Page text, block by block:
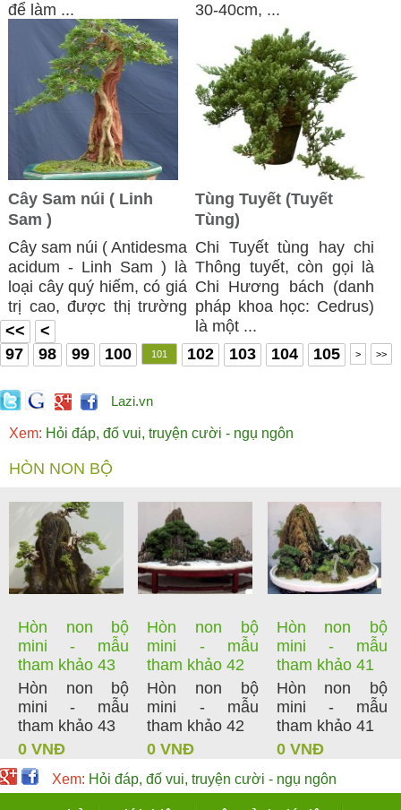
để làm ...
30-40cm, ...
Cây Sam núi ( Linh
Sam )
Cây sam núi ( Antidesma
acidum - Linh Sam ) là
loại cây quý hiếm, có giá
trị cao, được thị trường
...
Tùng Tuyết (Tuyết
Tùng)
Chi Tuyết tùng hay chi
Thông tuyết, còn gọi là
Chi Hương bách (danh
pháp khoa học: Cedrus)
là một ...
<<
<
97
98 99 100 101 102 103 104 105 > >>
Lazi.vn
Xem: Hỏi đáp, đố vui, truyện cười - ngụ ngôn
HÒN NON BỘ
Hòn non bộ
mini - mẫu
tham khảo 43
Hòn non bộ
mini - mẫu
tham khảo 43
0 VNĐ
Hòn non bộ
mini - mẫu
tham khảo 42
Hòn non bộ
mini - mẫu
tham khảo 42
0 VNĐ
Hòn non bộ
mini - mẫu
tham khảo 41
Hòn non bộ
mini - mẫu
tham khảo 41
0 VNĐ
Xem: Hỏi đáp, đố vui, truyện cười - ngụ ngôn